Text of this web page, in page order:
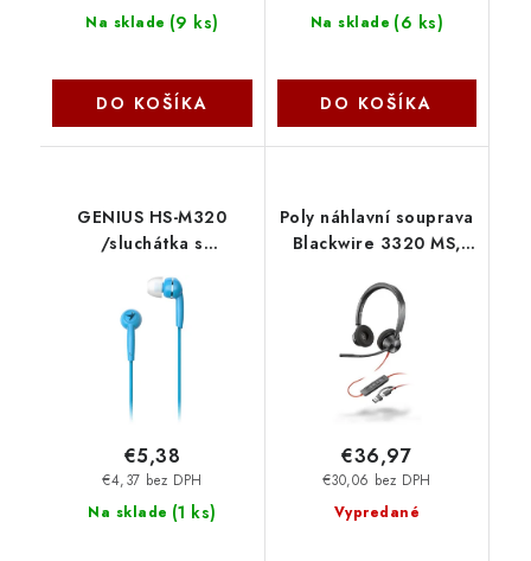
Na sklade (9 ks)
DO KOŠÍKA
Na sklade (6 ks)
DO KOŠÍKA
GENIUS HS-M320
/sluchátka s
jack - 4 pin/ modrý
31710005414 Genius
Na sklade (1 ks)
€4,37 bez DPH
€5,38
Poly náhlavní souprava
Blackwire 3320 MS,
stereo 8X220AA HP
Vypredané
€30,06 bez DPH
€36,97